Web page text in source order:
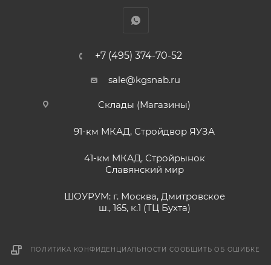
+7 (495) 374-70-52
sale@kgsnab.ru
Склады (Магазины)
91-км МКАД, Стройдвор ЯУЗА
41-км МКАД, Стройрынок
Славянский мир
ШОУРУМ: г. Москва, Дмитровское
ш., 165, к.1 (ТЦ Бухта)
ПОЛИТИКА КОНФИДЕНЦИАЛЬНОСТИ СООБЩИТЬ ОБ ОШИБКЕ